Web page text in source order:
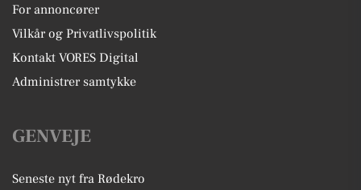
For annoncører
Vilkår og Privatlivspolitik
Kontakt VORES Digital
Administrer samtykke
GENVEJE
Seneste nyt fra Rødekro